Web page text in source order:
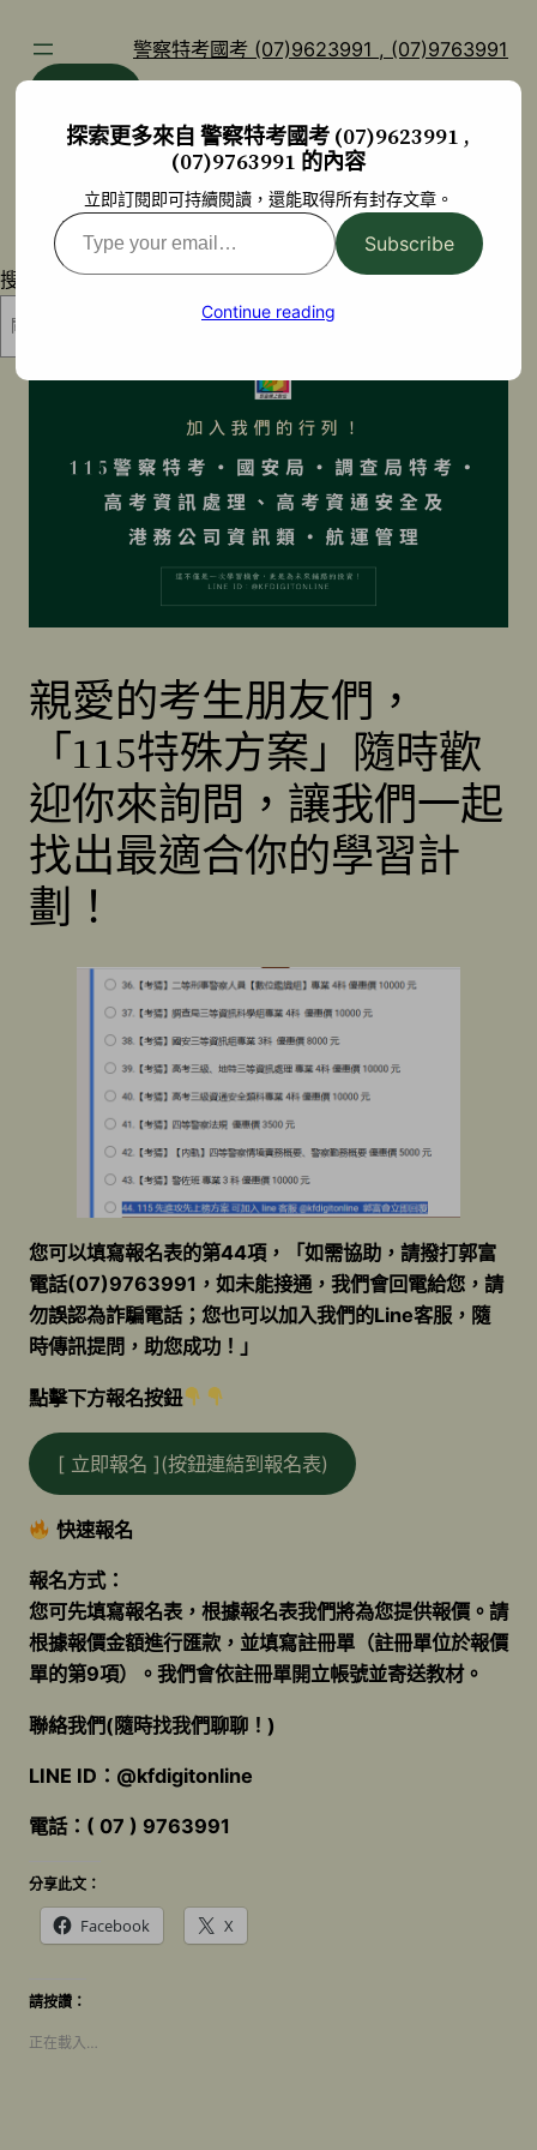
警察特考國考 (07)9623991 , (07)9763991
搜尋
親愛的考生朋友們，
「115特殊方案」隨時歡
迎你來詢問，讓我們一起
找出最適合你的學習計
劃！
您可以填寫報名表的第44項，「如需協助，請撥打郭富
電話(07)9763991，如未能接通，我們會回電給您，請
勿誤認為詐騙電話；您也可以加入我們的Line客服，隨
時傳訊提問，助您成功！」
點擊下方報名按鈕
[ 立即報名 ](按鈕連結到報名表)
快速報名
報名方式：
您可先填寫報名表，根據報名表我們將為您提供報價。請
根據報價金額進行匯款，並填寫註冊單（註冊單位於報價
單的第9項）。我們會依註冊單開立帳號並寄送教材。
聯絡我們(隨時找我們聊聊！)
LINE ID： @kfdigitonline
電話：( 07 ) 9763991
分享此文：
Facebook X
請按讚：
正在載入…
探索更多來自 警察特考國考 (07)9623991 ,
(07)9763991 的內容
立即訂閱即可持續閱讀，還能取得所有封存文章。
Type
your
Subscribe
Continue reading